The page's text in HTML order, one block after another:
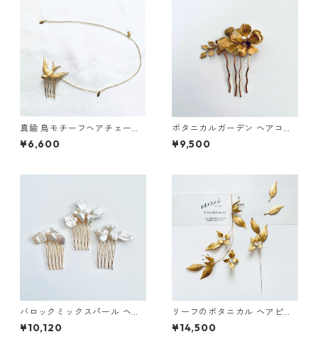
真鍮 鳥モチーフヘアチェーン
ヘアコーム
¥6,600
ボタニカルガーデン ヘアコー
ム
¥9,500
バロックミックスパール ヘア
コーム
¥10,120
リーフのボタニカル ヘアピー
ス&ピンセット
¥14,500